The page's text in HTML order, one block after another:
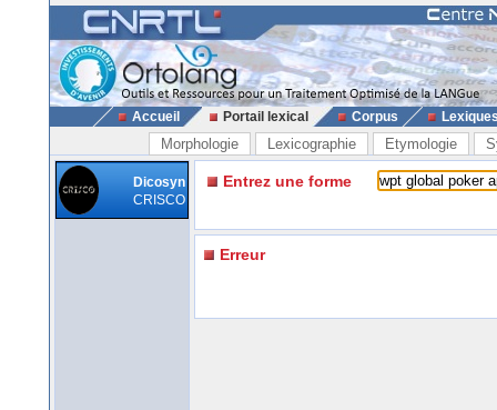
Accueil Portail lexical Corpus
Morphologie Lexicographie Etymologie
Dicosyn
CRISCO
Entrez une forme
Erreur